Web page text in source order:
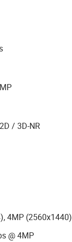
/ 3D-NR
4MP (2560x1440)
@ 4MP